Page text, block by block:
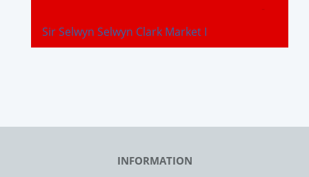
Sir Selwyn Selwyn Clark Market I
-
INFORMATION